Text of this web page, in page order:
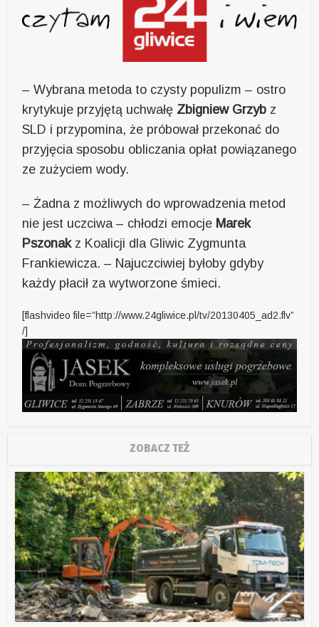
– Wybrana metoda to czysty populizm – ostro
krytykuje przyjętą uchwałę Zbigniew Grzyb z
SLD i przypomina, że próbował przekonać do
przyjęcia sposobu obliczania opłat powiązanego
ze zużyciem wody.
– Żadna z możliwych do wprowadzenia metod
nie jest uczciwa – chłodzi emocje Marek
Pszonakz Koalicji dla Gliwic Zygmunta
Frankiewicza. – Najuczciwiej byłoby gdyby
każdy płacił za wytworzone śmieci.
[flashvideo file=”http://www.24gliwice.pl/tv/20130405_ad2.flv”
/]
ZOBACZ TEŻ